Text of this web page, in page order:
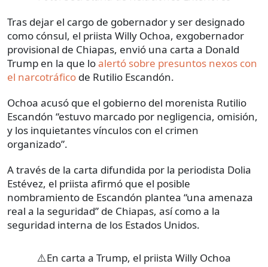
Tras dejar el cargo de gobernador y ser designado
como cónsul, el priista Willy Ochoa, exgobernador
provisional de Chiapas, envió una carta a Donald
Trump en la que loalertó sobre presuntos nexos con
el narcotráfico de Rutilio Escandón.
Ochoa acusó que el gobierno del morenista Rutilio
Escandón “estuvo marcado por negligencia, omisión,
y los inquietantes vínculos con el crimen
organizado”.
A través de la carta difundida por la periodista Dolia
Estévez, el priista afirmó que el posible
nombramiento de Escandón plantea “una amenaza
real a la seguridad” de Chiapas, así como a la
seguridad interna de los Estados Unidos.
⚠️En carta a Trump, el priista Willy Ochoa